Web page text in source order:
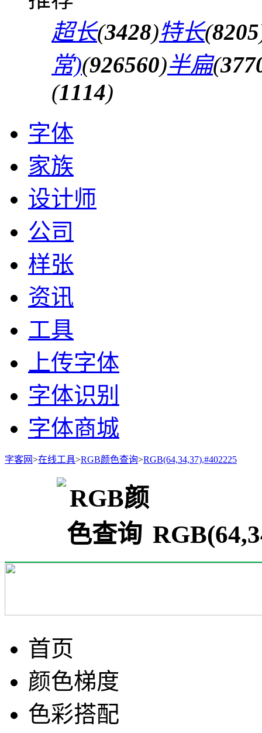
超长(3428)特长(8205
常)(926560)半扁(
(1114)
字体
家族
设计师
公司
样张
资讯
工具
上传字体
字体识别
字体商城
字客网>在线工具>RGB颜色查询>RGB(64,34,37),#402225
首页
颜色梯度
色彩搭配